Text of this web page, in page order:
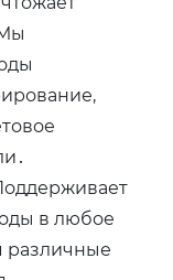
в любое
различные